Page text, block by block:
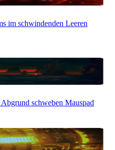
im schwindenden Leeren
schweben Mauspad